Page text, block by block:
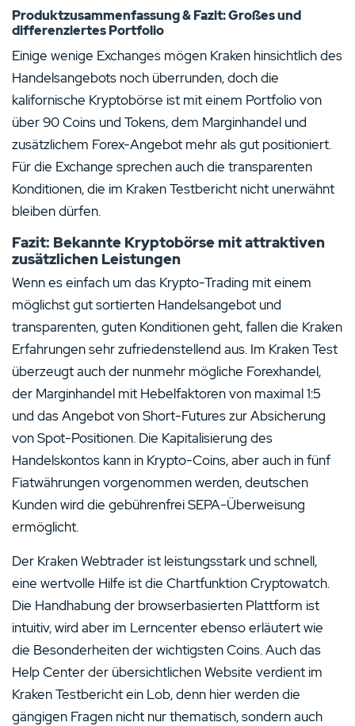
Produktzusammenfassung & Fazit: Großes und
differenziertes Portfolio
Einige wenige Exchanges mögen Kraken hinsichtlich des
Handelsangebots noch überrunden, doch die
kalifornische Kryptobörse ist mit einem Portfolio von
über 90 Coins und Tokens, dem Marginhandel und
zusätzlichem Forex-Angebot mehr als gut positioniert.
Für die Exchange sprechen auch die transparenten
Konditionen, die im Kraken Testbericht nicht unerwähnt
bleiben dürfen.
Fazit: Bekannte Kryptobörse mit attraktiven
zusätzlichen Leistungen
Wenn es einfach um das Krypto-Trading mit einem
möglichst gut sortierten Handelsangebot und
transparenten, guten Konditionen geht, fallen die Kraken
Erfahrungen sehr zufriedenstellend aus. Im Kraken Test
überzeugt auch der nunmehr mögliche Forexhandel,
der Marginhandel mit Hebelfaktoren von maximal 1:5
und das Angebot von Short-Futures zur Absicherung
von Spot-Positionen. Die Kapitalisierung des
Handelskontos kann in Krypto-Coins, aber auch in fünf
Fiatwährungen vorgenommen werden, deutschen
Kunden wird die gebührenfrei SEPA-Überweisung
ermöglicht.
Der Kraken Webtrader ist leistungsstark und schnell,
eine wertvolle Hilfe ist die Chartfunktion Cryptowatch.
Die Handhabung der browserbasierten Plattform ist
intuitiv, wird aber im Lerncenter ebenso erläutert wie
die Besonderheiten der wichtigsten Coins. Auch das
Help Center der übersichtlichen Website verdient im
Kraken Testbericht ein Lob, denn hier werden die
gängigen Fragen nicht nur thematisch, sondern auch